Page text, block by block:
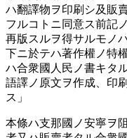
ハ翻󠄁譯物ヲ印刷シ及販
フルコトニ同意ス前記
再版スルヲ得サルモノ
下ニ於テハ著󠄁作權ノ特
ハ合衆國人民ノ書キタ
語譯ノ原文ヲ作成、印
ス」
本條ハ支那國ノ安寧ヲ